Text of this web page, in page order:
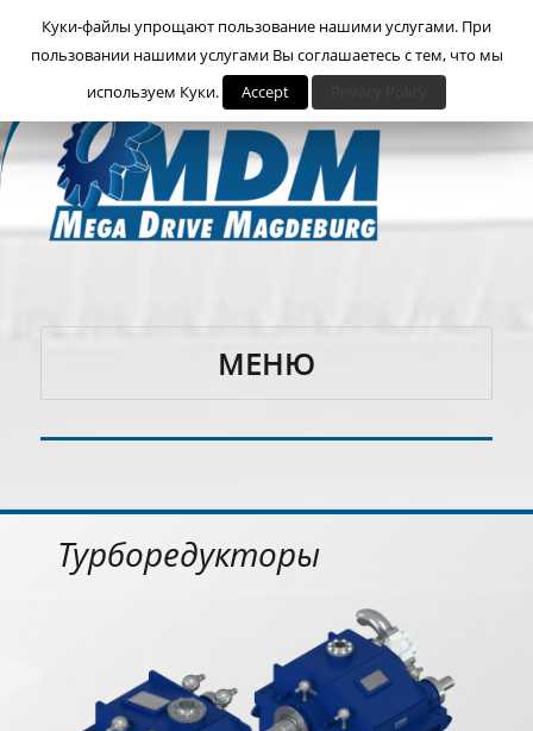
Megadrive Magdeburg
МЕНЮ
Турборедукторы
Куки-файлы упрощают пользование нашими услугами. При
пользовании нашими услугами Вы соглашаетесь с тем, что мы
используем Куки.
Accept